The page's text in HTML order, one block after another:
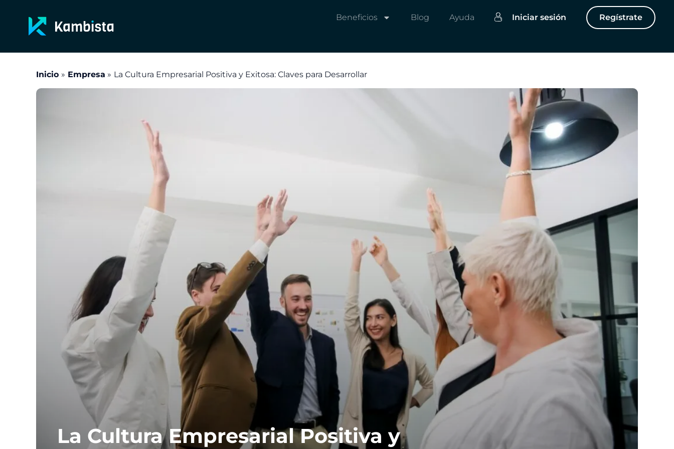
contenido
Beneficios Blog Ayuda Iniciar sesión Regístrate
Inicio Empresa La Cultura Empresarial Positiva y Exitosa: Claves para Desarrollar
La Cultura Empresarial Positiva y